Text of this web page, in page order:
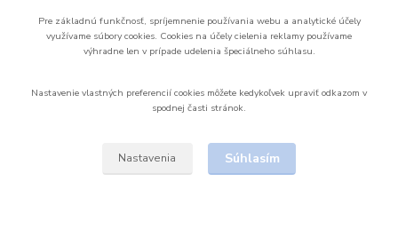
Pre základnú funkčnosť, spríjemnenie používania webu a analytické účely
využívame súbory cookies. Cookies na účely cielenia reklamy používame
výhradne len v prípade udelenia špeciálneho súhlasu.
Nastavenie vlastných preferencií cookies môžete kedykoľvek upraviť odkazom v
spodnej časti stránok.
Nastavenia Súhlasím